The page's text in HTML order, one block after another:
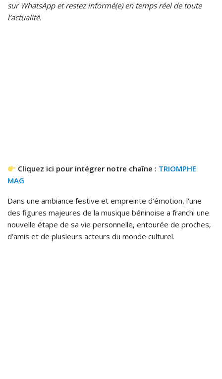
sur WhatsApp et restez informé(e) en temps réel de toute
l’actualité.
Cliquez ici pour intégrer notre chaîne : TRIOMPHE
MAG
Dans une ambiance festive et empreinte d’émotion, l’une
des figures majeures de la musique béninoise a franchi une
nouvelle étape de sa vie personnelle, entourée de proches,
d’amis et de plusieurs acteurs du monde culturel.